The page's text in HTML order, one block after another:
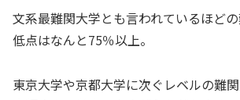
文系最難関大学とも言われているほど
低点はなんと75％以上。
東京大学や京都大学に次ぐレベルの難